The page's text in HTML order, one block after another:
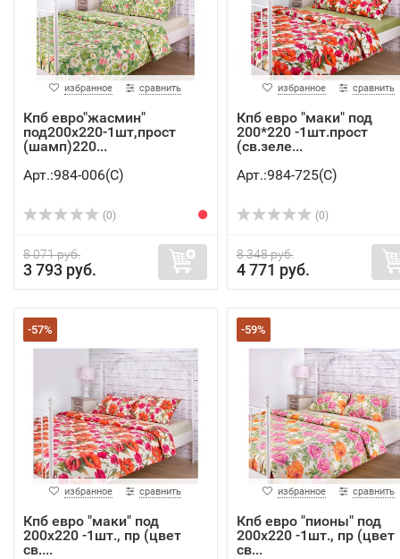
избранное сравнить
Кпб евро"жасмин"
под200х220-1шт,прост
(шамп)220...
Арт.:984-006(C)
(0)
8 071 руб.
3 793 руб.
избранное сравнить
Кпб евро "маки" под
200*220 -1шт.прост
(св.зеле...
Арт.:984-725(C)
(0)
8 348 руб.
4 771 руб.
-57%
избранное сравнить
Кпб евро "маки" под
200х220 -1шт., пр (цвет
св....
-59%
избранное сравнить
Кпб евро "пионы" под
200х220 -1шт., пр (цвет
св...